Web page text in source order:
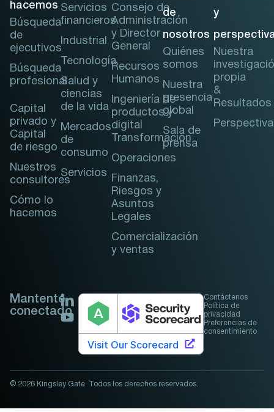
hacemos
Búsqueda
de
ejecutivos
Búsqueda
profesional
Capital
privado y
Capital
de riesgo
Nuestros
consultores
Cómo lo
hacemos
Servicios
financieros
Industrial
Tecnología
Salud y
ciencias
de la vida
Mercados
de
consumo
Servicios
Consejo de
Administración
y Director
General
Recursos
Humanos
Ingeniería de
productos y
digital
Transformación
Operaciones
Finanzas,
Riesgos y
Asuntos
Legales
Comercialización
y ventas
de
nosotros
Quiénes
somos
Nuestra
presencia
global
Sala de
prensa
y
Nuestra
propia
&
Resultados
Mantente
conectado
Contáctenos
Política de
privacidad
Preferencias de
consentimiento
© 2026 Kingsley Gate. Todos los derechos reservados.